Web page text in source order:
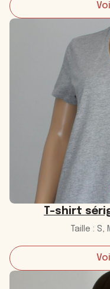
T-shirt
Taille : S,